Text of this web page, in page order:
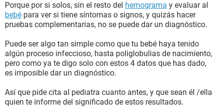
Porque por si solos, sin el resto del hemograma y evaluar al
bebé para ver si tiene síntomas o signos, y quizás hacer
pruebas complementarias, no se puede dar un diagnóstico.
Puede ser algo tan simple como que tu bebé haya tenido
algún proceso infeccioso, hasta poliglobulias de nacimiento,
pero como ya te digo solo con estos 4 datos que has dado,
es imposible dar un diagnóstico.
Así que pide cita al pediatra cuanto antes, y que sean él /ella
quien te informe del significado de estos resultados.